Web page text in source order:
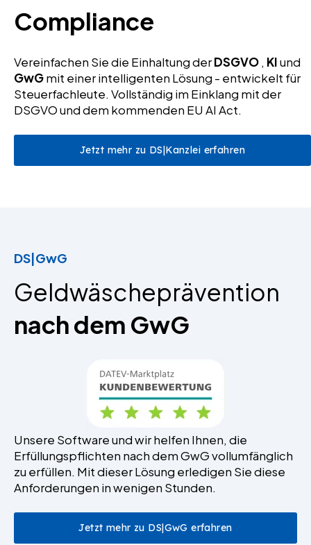
Compliance
Vereinfachen Sie die Einhaltung derDSGVO , KIund
GwGmit einer intelligenten Lösung - entwickelt für
Steuerfachleute. Vollständig im Einklang mit der
DSGVO und dem kommenden EU AI Act.
Jetzt mehr zu DS|Kanzlei erfahren
DS|GwG
Geldwäscheprävention
nach dem GwG
Unsere Software und wir helfen Ihnen, die
Erfüllungspflichten nach dem GwG vollumfänglich
zu erfüllen. Mit dieser Lösung erledigen Sie diese
Anforderungen in wenigen Stunden.
Jetzt mehr zu DS|GwG erfahren